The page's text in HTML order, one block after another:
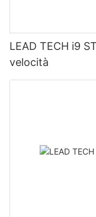
LEAD TECH i9
velocità